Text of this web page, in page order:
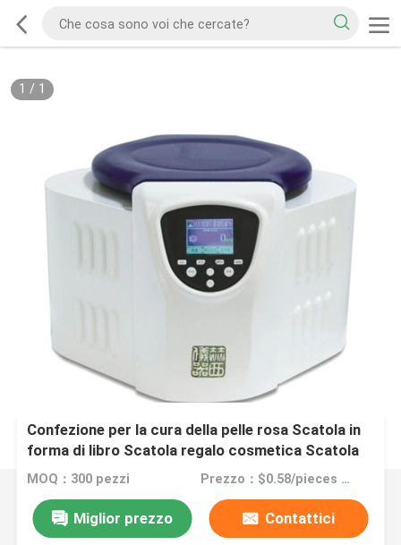
1 / 1
Confezione per la cura della pelle rosa Scatola in
forma di libro Scatola regalo cosmetica Scatola
di carta magnetica per la cura della pelle Bottiglie
cosmetiche con inserto
MOQ：300 pezzi Prezzo：$0.58/pieces 300-2999 pieces
Miglior prezzo Contattici